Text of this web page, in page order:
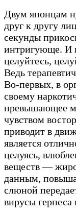
Двум японцам
друг к другу
секунды
интригующе. И
целуйтесь,
Ведь
Во-первых, в
своему
превышающее
чувством
приводит в
является
целуясь,
веществ —
данным,
слюной
вирусы герпеса